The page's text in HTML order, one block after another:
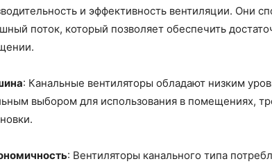
и эффективность вентиляции. Они
поток, который позволяет обеспечить
: Канальные вентиляторы обладают низким
выбором для использования в помещениях,
: Вентиляторы канального типа